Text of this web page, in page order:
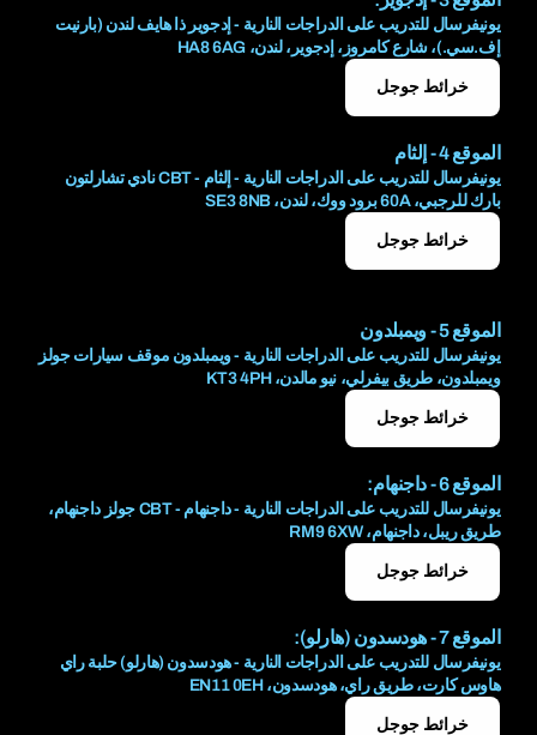
يونيفرسال للتدريب على الدراجات النارية - إدجوير ذا هايف لندن (بارنيت
إف.سي.)، شارع كامروز، إدجوير، لندن، HA8 6AG
خرائط جوجل
الموقع 4 - إلثام
يونيفرسال للتدريب على الدراجات النارية - إلثام - CBT نادي تشارلتون
بارك للرجبي، 60A برود ووك، لندن، SE3 8NB
خرائط جوجل
الموقع 5 - ويمبلدون
يونيفرسال للتدريب على الدراجات النارية - ويمبلدون موقف سيارات جولز
ويمبلدون، طريق بيفرلي، نيو مالدن، KT3 4PH
خرائط جوجل
الموقع 6 - داجنهام:
يونيفرسال للتدريب على الدراجات النارية - داجنهام - CBT جولز داجنهام،
طريق ريبل، داجنهام، RM9 6XW
خرائط جوجل
الموقع 7 - هودسدون (هارلو):
يونيفرسال للتدريب على الدراجات النارية - هودسدون (هارلو) حلبة راي
هاوس كارت، طريق راي، هودسدون، EN11 0EH
خرائط جوجل